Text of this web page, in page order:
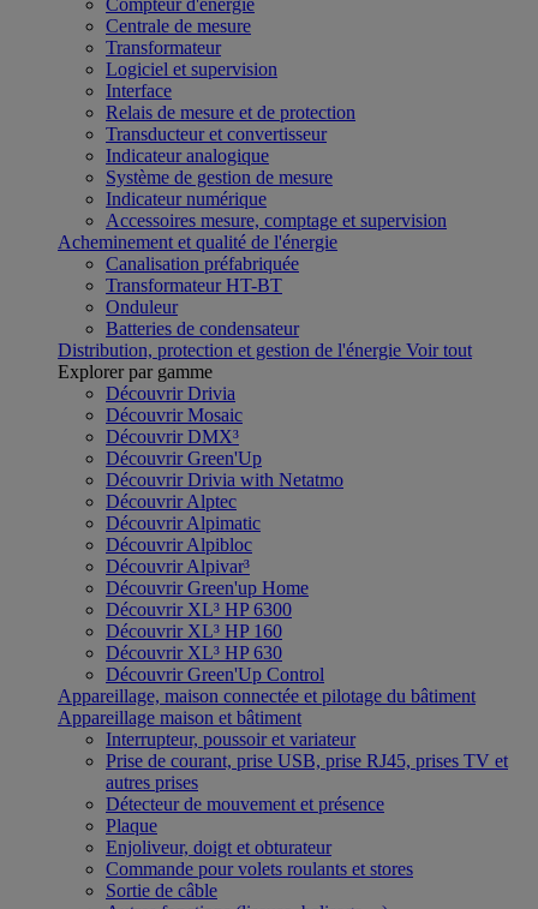
Compteur d'énergie
Centrale de mesure
Transformateur
Logiciel et supervision
Interface
Relais de mesure et de protection
Transducteur et convertisseur
Indicateur analogique
Système de gestion de mesure
Indicateur numérique
Accessoires mesure, comptage et supervision
Acheminement et qualité de l'énergie
Canalisation préfabriquée
Transformateur HT-BT
Onduleur
Batteries de condensateur
Distribution, protection et gestion de l'énergie Voir tout
Explorer par gamme
Découvrir Drivia
Découvrir Mosaic
Découvrir DMX³
Découvrir Green'Up
Découvrir Drivia with Netatmo
Découvrir Alptec
Découvrir Alpimatic
Découvrir Alpibloc
Découvrir Alpivar³
Découvrir Green'up Home
Découvrir XL³ HP 6300
Découvrir XL³ HP 160
Découvrir XL³ HP 630
Découvrir Green'Up Control
Appareillage, maison connectée et pilotage du bâtiment
Appareillage maison et bâtiment
Interrupteur, poussoir et variateur
Prise de courant, prise USB, prise RJ45, prises TV et
autres prises
Détecteur de mouvement et présence
Plaque
Enjoliveur, doigt et obturateur
Commande pour volets roulants et stores
Sortie de câble